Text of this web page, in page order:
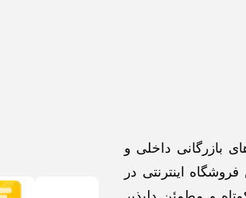
در زمینه های بازرگانی داخلی و
اینترنتی در